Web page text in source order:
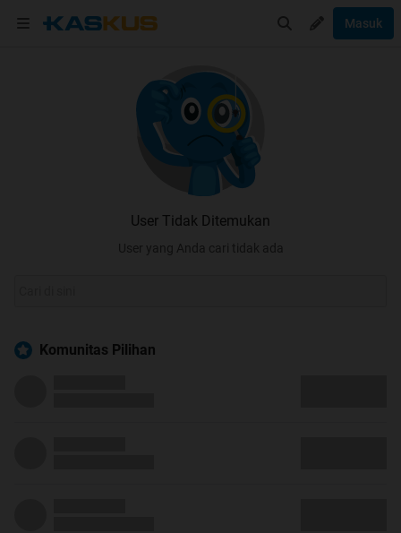
Masuk
User Tidak Ditemukan
User yang Anda cari tidak ada
Komunitas Pilihan